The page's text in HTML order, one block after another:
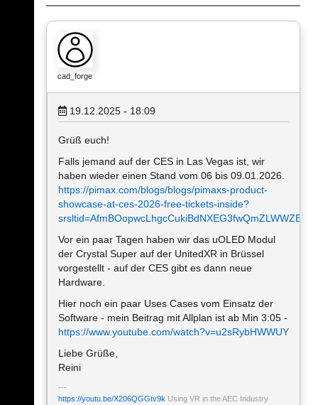
cad_forge
19.12.2025 - 18:09
Grüß euch!
Falls jemand auf der CES in Las Vegas ist, wir
haben wieder einen Stand vom 06 bis 09.01.2026.
https://pimax.com/blogs/blogs/pimaxs-product-
showcase-at-ces-2026-free-tickets-inside?
Vor ein paar Tagen haben wir das uOLED Modul
der Crystal Super auf der UnitedXR in Brüssel
vorgestellt - auf der CES gibt es dann neue
Hardware.
Hier noch ein paar Uses Cases vom Einsatz der
Software - mein Beitrag mit Allplan ist ab Min 3:05 -
https://www.youtube.com/watch?v=u2sRybHWWUY
Liebe Grüße,
Reini
https://youtu.be/X206QGGtv9k Using VR in the AEC Industry